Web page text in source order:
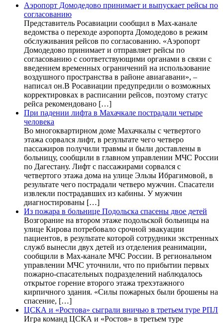
Аэропорт Домодедово принимает и выпускает рейсы по
согласованию
Представитель Росавиации сообщил в Max-канале
ведомства о переходе аэропорта Домодедово в режим
обслуживания рейсов по согласованию. «Аэропорт
Домодедово принимает и отправляет рейсы по
согласованию с соответствующими органами в связи с
введением временных ограничений на использование
воздушного пространства в районе авиагавани», –
написал он.В Росавиации предупредили о возможных
корректировках в расписании рейсов, поэтому статус
рейса рекомендовано […]
При падении лифта в Махачкале пострадали четыре
человека
Во многоквартирном доме Махачкалы с четвертого
этажа сорвался лифт, в результате чего четверо
пассажиров получили травмы и были доставлены в
больницу, сообщили в главном управлении МЧС России
по Дагестану. Лифт с пассажирами сорвался с
четвертого этажа дома на улице Эльзы Ибрагимовой, в
результате чего пострадали четверо мужчин. Спасатели
извлекли пострадавших из кабины. У мужчин
диагностированы […]
Из пожара в больнице Подольска спасены двое детей
Возгорание на втором этаже подольской больницы на
улице Кирова потребовало срочной эвакуации
пациентов, в результате которой сотрудники экстренных
служб вынесли двух детей из отделения реанимации,
сообщили в Max-канале МЧС России. В региональном
управлении МЧС уточнили, что по прибытии первых
пожарно-спасательных подразделений наблюдалось
открытое горение второго этажа трехэтажного
кирпичного здания. «Силы пожарных были брошены на
спасение, […]
ЦСКА и «Ростова» сыграли вничью в третьем туре РПЛ
Игра команд ЦСКА и «Ростов» в третьем туре